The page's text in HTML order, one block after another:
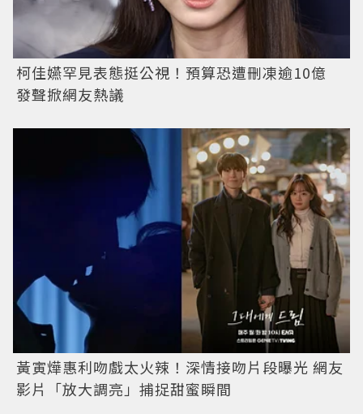
柯佳嬿罕見表態挺公視！預算恐遭刪凍逾10億
發聲掀網友熱議
黃寅燁惠利吻戲太火辣！深情接吻片段曝光 網友
影片「放大調亮」捕捉甜蜜瞬間